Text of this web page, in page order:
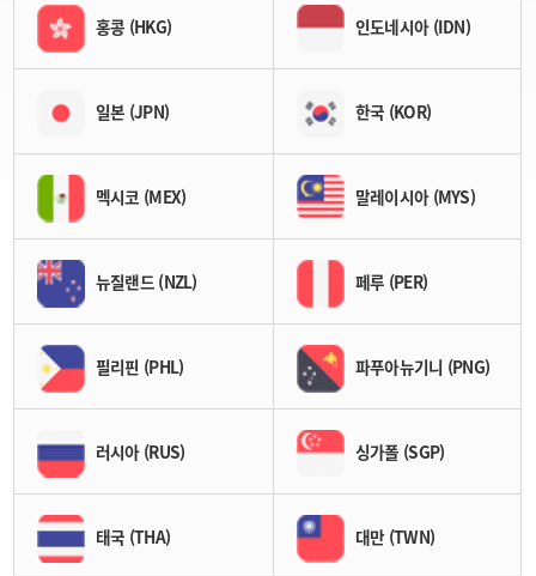
홍콩 (HKG) 인도네시아 (IDN)
일본 (JPN) 한국 (KOR)
멕시코 (MEX) 말레이시아 (MYS)
뉴질랜드 (NZL) 페루 (PER)
필리핀 (PHL) 파푸아뉴기니 (PNG)
러시아 (RUS) 싱가폴 (SGP)
태국 (THA) 대만 (TWN)